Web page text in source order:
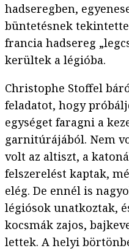
hadseregben,
büntetésnek
francia hadsereg
kerültek a légióba.
Christophe Stoffel
feladatot, hogy
egységet faragni a
garnitúrájából. Nem
volt az altiszt, a
felszerelést kaptak,
elég. De ennél is
légiósok unatkoztak,
kocsmák zajos,
lettek. A helyi